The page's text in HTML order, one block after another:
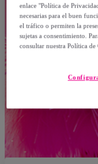
enlace "Política de
necesarias para el buen
el tráfico o permiten la
sujetas a consentimiento.
consultar nuestra Política de